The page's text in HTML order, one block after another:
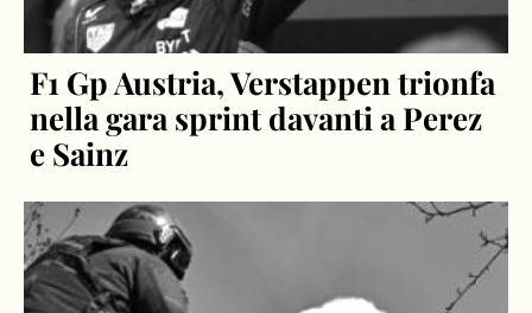
F1 Gp Austria, Verstappen trionfa
nella gara sprint davanti a Perez
e Sainz